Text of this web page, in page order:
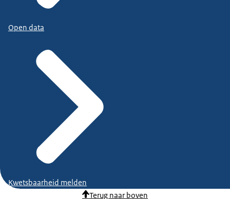
Open data
Kwetsbaarheid melden
Terug naar boven